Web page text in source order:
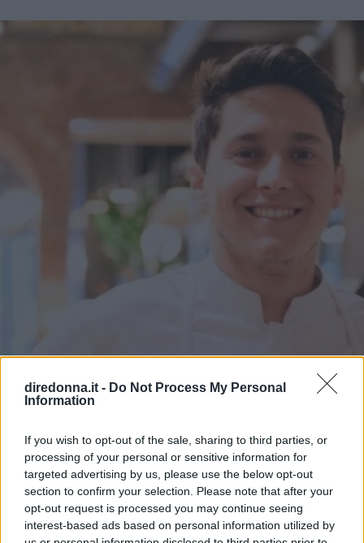
diredonna.it - Do Not Process My Personal
Information
If you wish to opt-out of the sale, sharing to third parties, or
processing of your personal or sensitive information for
targeted advertising by us, please use the below opt-out
section to confirm your selection. Please note that after your
opt-out request is processed you may continue seeing
interest-based ads based on personal information utilized by
CUCINA
fa oggi Michele Ghedini
Michele Ghedini è diventato il nuovo volto ufficiale di
Cookist, il sito di cucina più quotato della rete. Le sue
ricette impazzano, e sembra non aver perso la sua verve